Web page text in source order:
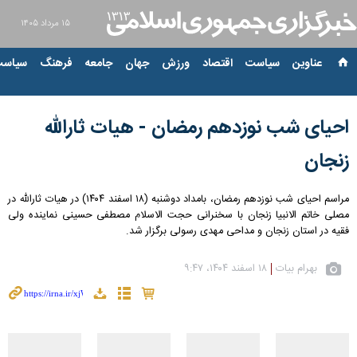
۱۵ مرداد ۱۴۰۵
عناوین‌ سیاست اقتصاد ورزش جهان جامعه فرهنگ
احیای شب نوزدهم رمضان - هیات ثارالله
زنجان
مراسم احیای شب نوزدهم رمضان، بامداد دوشنبه (۱۸ اسفند ۱۴۰۴) در هیات ثارالله در
مصلی خاتم الانبیا زنجان با سخنرانی حجت الاسلام مصطفی حسینی نماینده ولی
فقیه در استان زنجان و مداحی مهدی رسولی برگزار شد.
بهرام بیات ۱۸ اسفند ۱۴۰۴، ۹:۴۷